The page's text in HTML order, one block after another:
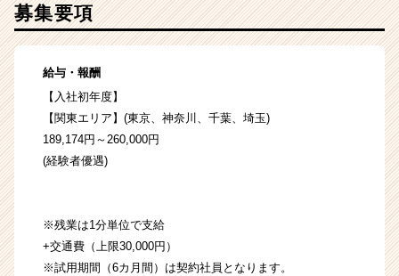
募集要項
給与・報酬
【入社初年度】
【関東エリア】(東京、神奈川、千葉、埼玉)
189,174円～260,000円
(経験者優遇)
※残業は1分単位で支給
+交通費（上限30,000円）
※試用期間（6カ月間）は契約社員となります。